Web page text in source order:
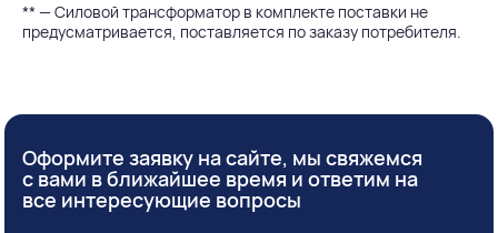
** — Силовой трансформатор в комплекте поставки не
предусматривается, поставляется по заказу потребителя.
Оформите заявку на сайте, мы свяжемся
с вами в ближайшее время и ответим на
все интересующие вопросы